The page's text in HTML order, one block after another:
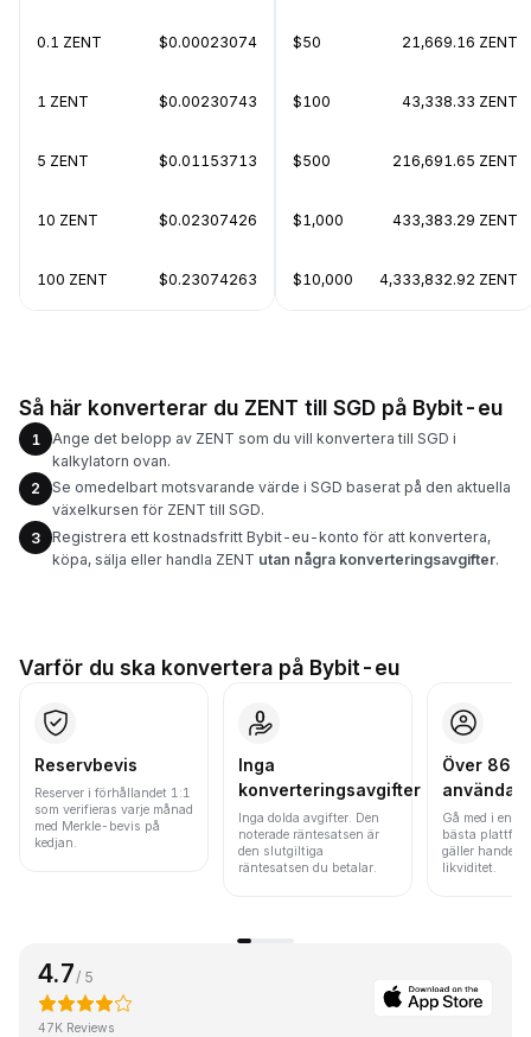
0.1 ZENT $0.00023074
1 ZENT $0.00230743
5 ZENT $0.01153713
10 ZENT $0.02307426
100 ZENT $0.23074263
$50 21,669.16 ZENT
$100 43,338.33 ZENT
$500 216,691.65 ZENT
$1,000 433,383.29 ZENT
$10,000 4,333,832.92 ZENT
Så här konverterar du ZENT till SGD på Bybit-eu
1
Ange det belopp av ZENT som du vill konvertera till SGD i
kalkylatorn ovan.
2
Se omedelbart motsvarande värde i SGD baserat på den aktuella
växelkursen för ZENT till SGD.
3
Registrera ett kostnadsfritt Bybit-eu-konto för att konvertera,
köpa, sälja eller handla ZENT utan några konverteringsavgifter.
Varför du ska konvertera på Bybit-eu
Reservbevis
Reserver i förhållandet 1:1
som verifieras varje månad
med Merkle-bevis på
kedjan.
Inga
konverteringsavgifter
Inga dolda avgifter. Den
noterade räntesatsen är
den slutgiltiga
räntesatsen du betalar.
Över 86
Gå med i en
bästa
gäller
likviditet.
4.7 / 5
47K Reviews